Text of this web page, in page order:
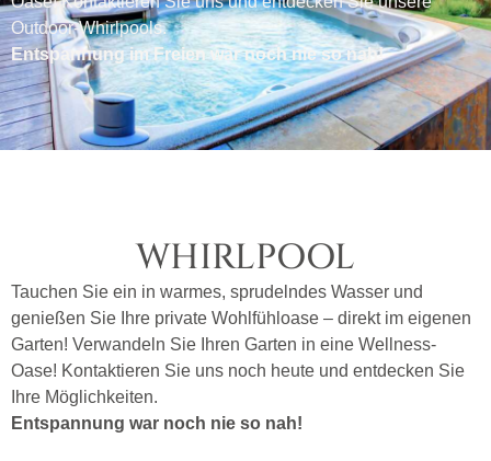
Outdoor-Whirlpools.
Entspannung im Freien war noch nie so nah!
WHIRLPOOL
Tauchen Sie ein in warmes, sprudelndes Wasser und
genießen Sie Ihre private Wohlfühloase – direkt im eigenen
Garten! Verwandeln Sie Ihren Garten in eine Wellness-
Oase! Kontaktieren Sie uns noch heute und entdecken Sie
Ihre Möglichkeiten.
Entspannung war noch nie so nah!